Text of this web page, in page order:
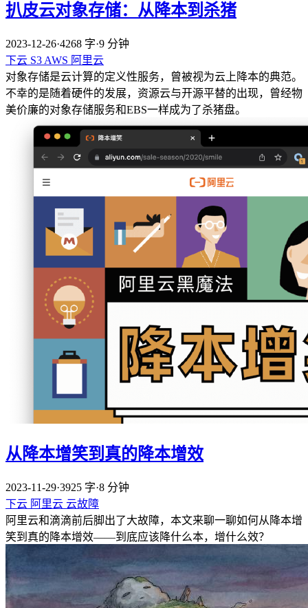
扒皮云对象存储：从降本到杀猪
2023-12-26·4268 字·9 分钟
下云 S3 AWS 阿里云
对象存储是云计算的定义性服务，曾被视为云上降本的典范。
不幸的是随着硬件的发展，资源云与开源平替的出现，曾经物
美价廉的对象存储服务和EBS一样成为了杀猪盘。
从降本增笑到真的降本增效
2023-11-29·3925 字·8 分钟
下云 阿里云 云故障
阿里云和滴滴前后脚出了大故障，本文来聊一聊如何从降本增
笑到真的降本增效——到底应该降什么本，增什么效？